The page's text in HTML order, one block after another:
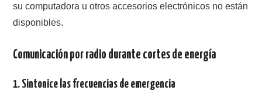
su computadora u otros accesorios electrónicos no están
disponibles.
Comunicación por radio durante cortes de energía
1. Sintonice las frecuencias de emergencia